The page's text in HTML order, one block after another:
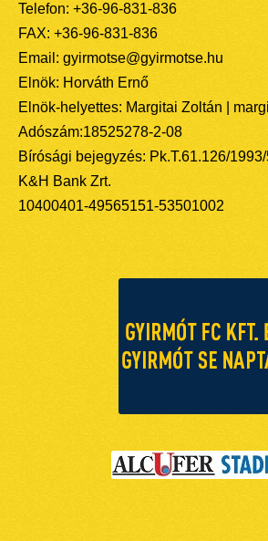
Telefon: +36-96-831-836
FAX: +36-96-831-836
Email: gyirmotse@gyirmotse.hu
Elnök: Horváth Ernő
Elnök-helyettes: Margitai Zoltán |
Adószám:18525278-2-08
Bírósági bejegyzés: Pk.T.61.126/
K&H Bank Zrt.
10400401-49565151-53501002